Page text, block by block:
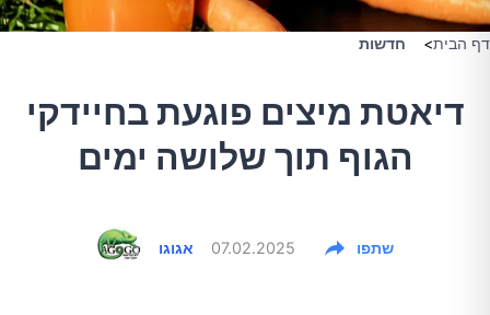
דף הבית> חדשות
דיאטת מיצים פוגעת בחיידקי
הגוף תוך שלושה ימים
אגוגו 07.02.2025 שתפו